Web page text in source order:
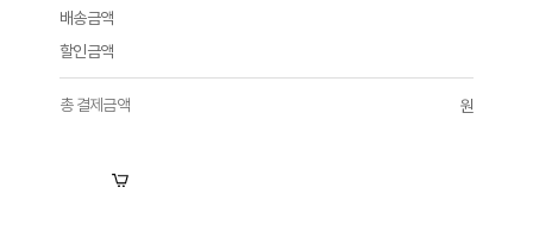
배송금액
할인금액
총 결제금액 원